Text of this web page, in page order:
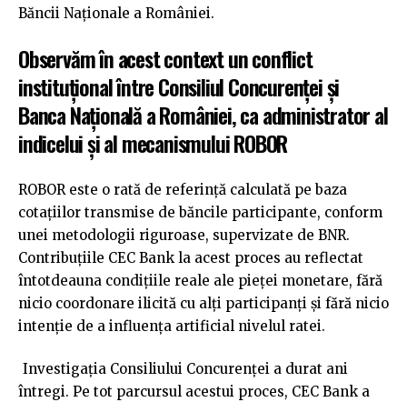
Băncii Naționale a României.
Observăm în acest context un conflict
instituţional între Consiliul Concurenţei și
Banca Națională a României, ca administrator al
indicelui și al mecanismului ROBOR
ROBOR este o rată de referință calculată pe baza
cotațiilor transmise de băncile participante, conform
unei metodologii riguroase, supervizate de BNR.
Contribuțiile CEC Bank la acest proces au reflectat
întotdeauna condițiile reale ale pieței monetare, fără
nicio coordonare ilicită cu alți participanți și fără nicio
intenție de a influența artificial nivelul ratei.
Investigația Consiliului Concurenței a durat ani
întregi. Pe tot parcursul acestui proces, CEC Bank a